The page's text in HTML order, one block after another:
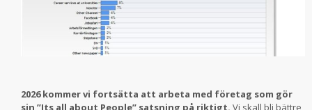
2026 kommer vi fortsätta att arbeta med företag som gör
sin ”Its all about People” satsning på riktigt. Vi skall bli bättre